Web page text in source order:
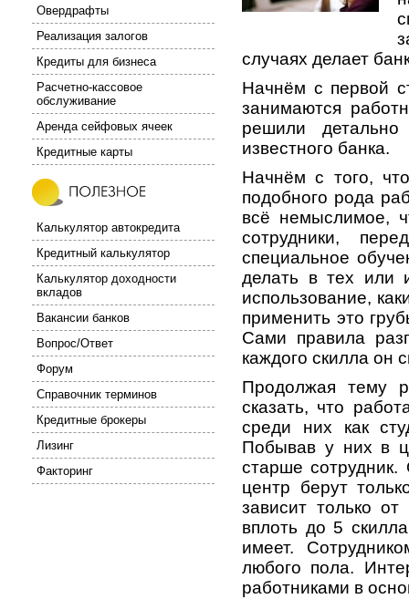
случаях делает
Начнём с первой
занимаются
решили детально
известного банка.
Начнём с того,
подобного рода
всё немыслимое,
сотрудники,
специальное
делать в тех или
использование,
применить это
Сами правила
каждого скилла он
Продолжая тему
сказать, что
среди них как
Побывав у них в
старше
центр берут
зависит только
вплоть до 5
имеет.
любого пола.
работниками в
Овердрафты
Реализация залогов
Кредиты для бизнеса
Расчетно-кассовое
обслуживание
Аренда сейфовых ячеек
Кредитные карты
Калькулятор автокредита
Кредитный калькулятор
Калькулятор доходности
вкладов
Вакансии банков
Вопрос/Ответ
Форум
Справочник терминов
Кредитные брокеры
Лизинг
Факторинг